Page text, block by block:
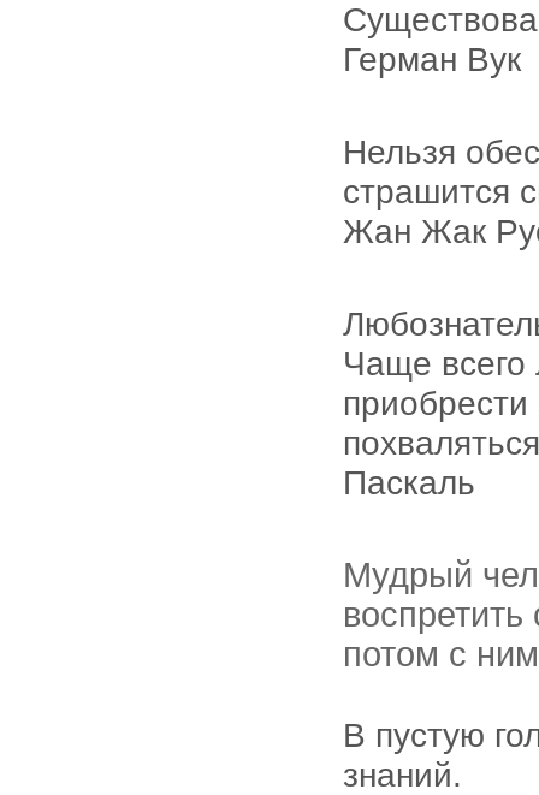
Герман Вук
Нельзя
страшится
Жан Жак
Чаще всего
Паскаль
Мудрый
потом с
В пустую
знаний.